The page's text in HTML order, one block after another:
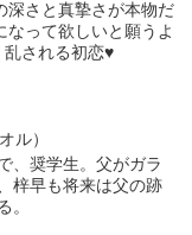
深さと真摯さが本物だ
なって欲しいと願うよ
される初恋♥
ル）
、奨学生。父がガラ
梓早も将来は父の跡
。